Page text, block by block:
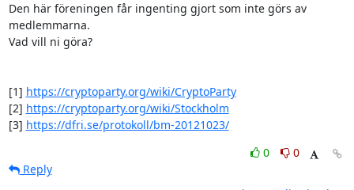
Den här föreningen får ingenting gjort som inte görs av
medlemmarna.
Vad vill ni göra?
[1] https://cryptoparty.org/wiki/CryptoParty
[2] https://cryptoparty.org/wiki/Stockholm
[3] https://dfri.se/protokoll/bm-20121023/
0
0
Reply